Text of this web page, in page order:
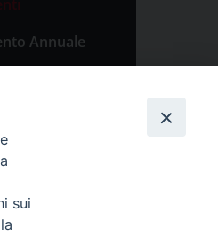
Annuale
Singola
sui